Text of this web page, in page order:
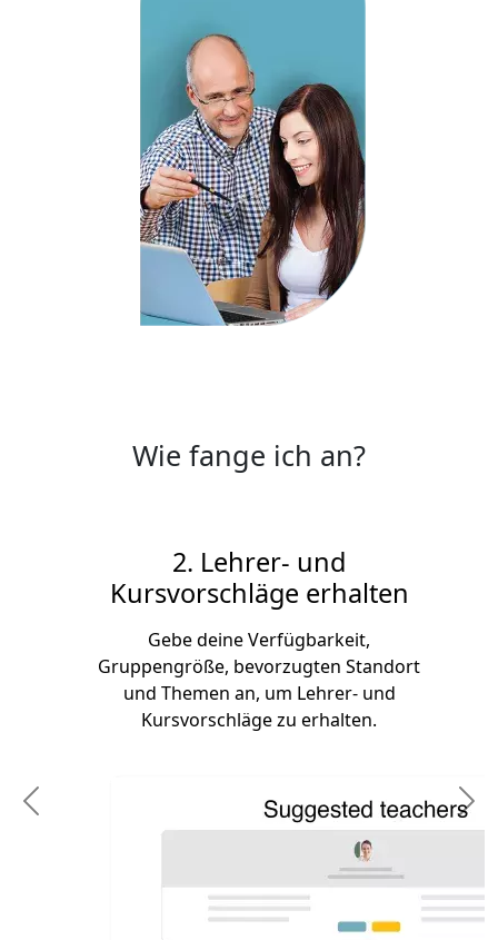
Wie fange ich an?
2. Lehrer- und
Kursvorschläge erhalten
Gebe deine Verfügbarkeit,
Gruppengröße, bevorzugten Standort
und Themen an, um Lehrer- und
Kursvorschläge zu erhalten.
Previous